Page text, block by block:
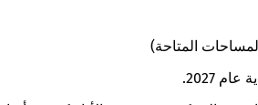
المتاحة)
2027.